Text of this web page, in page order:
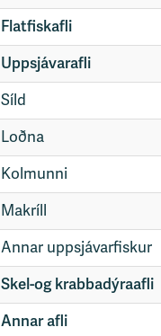
Flatfiskafli
Uppsjávarafli
Síld
Loðna
Kolmunni
Makríll
Annar uppsjávarfiskur
Skel-og krabbadýraafli
Annar afli